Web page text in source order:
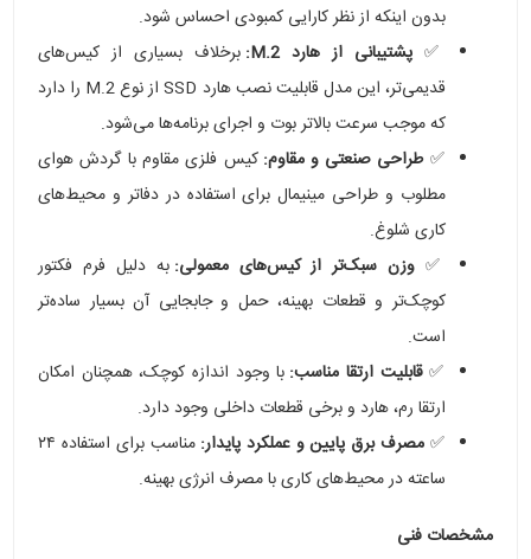
بدون اینکه از نظر کارایی کمبودی احساس شود.
✅پشتیبانی از هارد M.2:
برخلاف بسیاری از کیس‌های
قدیمی‌تر، این مدل قابلیت نصب هارد SSD از نوع M.2 را دارد
که موجب سرعت بالاتر بوت و اجرای برنامه‌ها می‌شود.
✅طراحی صنعتی و مقاوم: کیس فلزی مقاوم با گردش هوای
مطلوب و طراحی مینیمال برای استفاده در دفاتر و محیط‌های
کاری شلوغ.
✅ وزن سبک‌تر از کیس‌های معمولی: به دلیل فرم فکتور
کوچک‌تر و قطعات بهینه، حمل و جابجایی آن بسیار ساده‌تر
است.
✅قابلیت ارتقا مناسب: با وجود اندازه کوچک، همچنان امکان
ارتقا رم، هارد و برخی قطعات داخلی وجود دارد.
✅ مصرف برق پایین و عملکرد پایدار:
مناسب برای استفاده ۲۴
ساعته در محیط‌های کاری با مصرف انرژی بهینه.
مشخصات فنی